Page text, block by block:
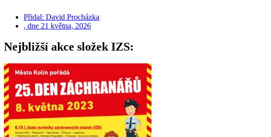
Přidal: David Procházka
, dne 21 května, 2026
Nejbližší akce složek IZS: